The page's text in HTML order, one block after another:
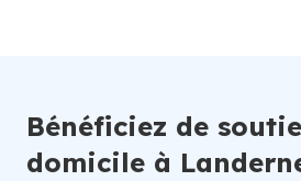
Bénéficiez de
domicile à